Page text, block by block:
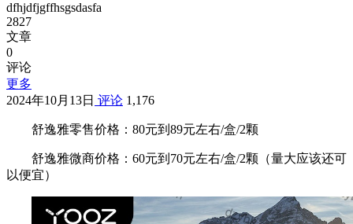
dfhjdfjgffhsgsdasfa
2827
文章
0
评论
更多
2024年10月13日 评论 1,176
舒逸雅零售价格：80元到89元左右/盒/2颗
舒逸雅微商价格：60元到70元左右/盒/2颗（量大应该还可
以便宜）